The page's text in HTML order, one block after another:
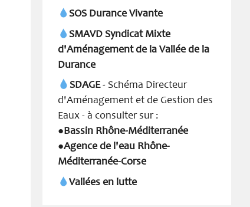
SOS Durance Vivante
SMAVD Syndicat Mixte
d'Aménagement de la Vallée de la
Durance
SDAGE- Schéma Directeur
d'Aménagement et de Gestion des
Eaux - à consulter sur :
●Bassin Rhône-Méditerranée
●Agence de l'eau Rhône-
Méditerranée-Corse
Vallées en lutte